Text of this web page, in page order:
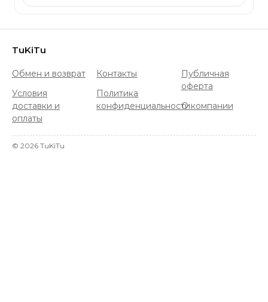
TuKiTu
Обмен и возврат
Условия
доставки и
оплаты
Контакты
Политика
конфиденциальности
Публичная
оферта
О компании
© 2026 TuKiTu